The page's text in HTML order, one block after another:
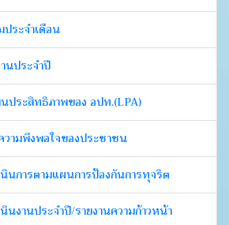
ประจำเดือน
นประจำปี
นประสิทธิภาพของ อปท.(LPA)
วามพึงพอใจของประชาชน
นินการตามแผนการป้องกันการทุจริต
นงานประจำปี/รายงานความก้าวหน้า